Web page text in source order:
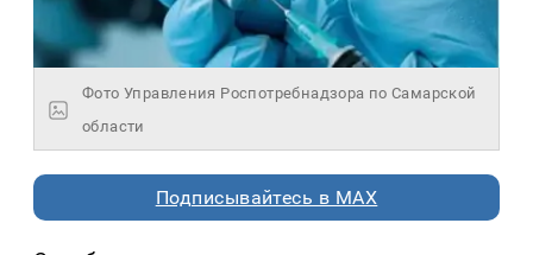
Фото Управления Роспотребнадзора по Самарской
области
Подписывайтесь в MAX